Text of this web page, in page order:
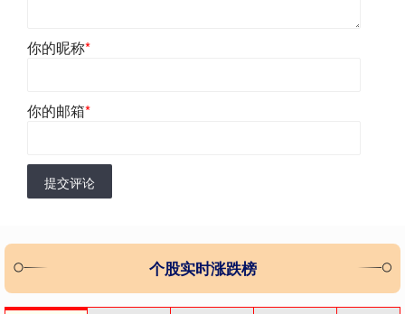
你的昵称*
你的邮箱*
提交评论
个股实时涨跌榜